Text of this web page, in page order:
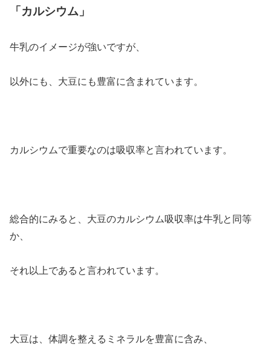
「カルシウム」
牛乳のイメージが強いですが、
以外にも、大豆にも豊富に含まれています。
カルシウムで重要なのは吸収率と言われています。
総合的にみると、大豆のカルシウム吸収率は牛乳と同等
か、
それ以上であると言われています。
大豆は、体調を整えるミネラルを豊富に含み、